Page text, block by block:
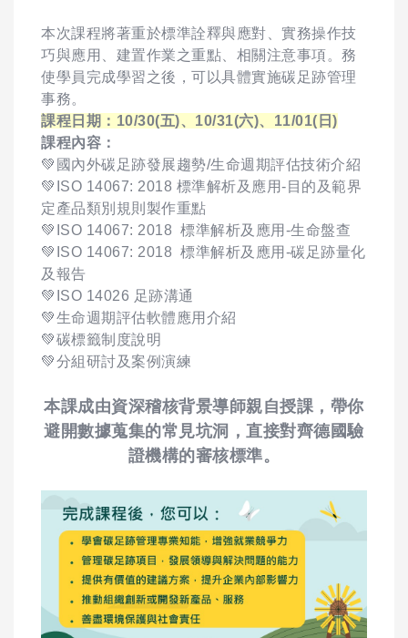
本次課程將著重於標準詮釋與應對、實務操作技
巧與應用、建置作業之重點、相關注意事項。務
使學員完成學習之後，可以具體實施碳足跡管理
事務。
課程日期：10/30(五)、10/31(六)、11/01(日)
課程內容：
💚國內外碳足跡發展趨勢/生命週期評估技術介紹
💚ISO 14067: 2018 標準解析及應用-目的及範界
定產品類別規則製作重點
💚ISO 14067: 2018 標準解析及應用-生命盤查
💚ISO 14067: 2018 標準解析及應用-碳足跡量化
及報告
💚ISO 14026 足跡溝通
💚生命週期評估軟體應用介紹
💚碳標籤制度說明
💚分組研討及案例演練
本課成由資深稽核背景導師親自授課，帶你
避開數據蒐集的常見坑洞，直接對齊德國驗
證機構的審核標準。